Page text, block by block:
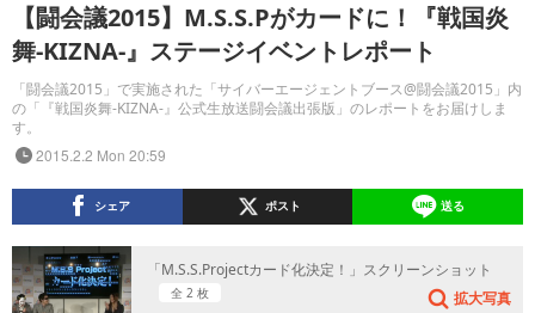
【闘会議2015】M.S.S.Pがカードに！『戦国炎
舞-KIZNA-』ステージイベントレポート
「闘会議2015」で実施された「サイバーエージェントブース@闘会議2015」内
の「『戦国炎舞-KIZNA-』公式生放送闘会議出張版」のレポートをお届けしま
す。
2015.2.2 Mon 20:59
シェア ポスト 送る
「M.S.S.Projectカード化決定！」スクリーンショット
全 2 枚 拡大写真